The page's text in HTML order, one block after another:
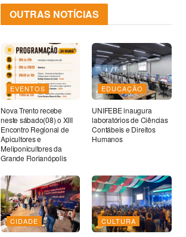
OUTRAS NOTÍCIAS
EVENTOS
Nova Trento recebe
neste sábado(08) o XIII
Encontro Regional de
Apicultores e
Meliponicultores da
Grande Florianópolis
EDUCAÇÃO
UNIFEBE inaugura
laboratórios de Ciências
Contábeis e Direitos
Humanos
CIDADE CULTURA